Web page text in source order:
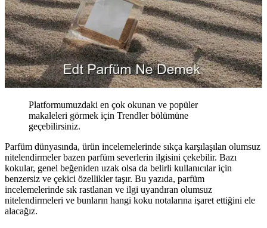
Platformumuzdaki en çok okunan ve popüler
makaleleri görmek için Trendler bölümüne
geçebilirsiniz.
Parfüm dünyasında, ürün incelemelerinde sıkça karşılaşılan olumsuz
nitelendirmeler bazen parfüm severlerin ilgisini çekebilir. Bazı
kokular, genel beğeniden uzak olsa da belirli kullanıcılar için
benzersiz ve çekici özellikler taşır. Bu yazıda, parfüm
incelemelerinde sık rastlanan ve ilgi uyandıran olumsuz
nitelendirmeleri ve bunların hangi koku notalarına işaret ettiğini ele
alacağız.